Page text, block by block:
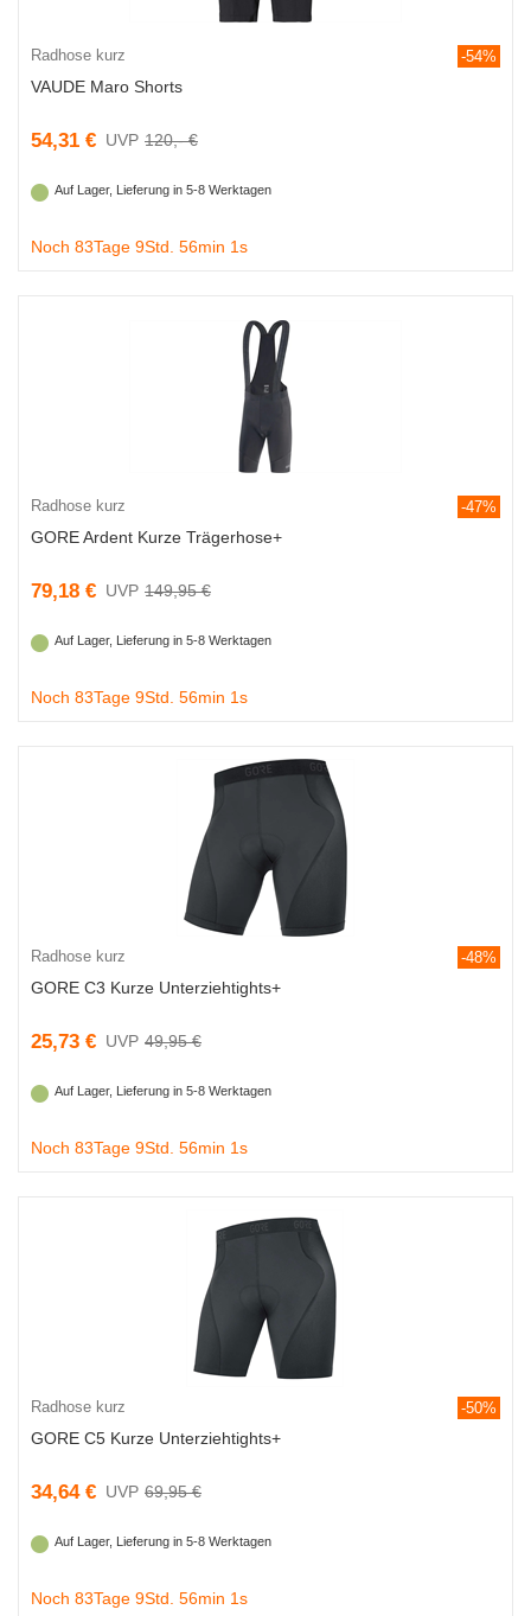
Radhose kurz -54%
VAUDE Maro Shorts
54,31 € 120,- €
Auf Lager, Lieferung in 5-8 Werktagen
Noch 83Tage 9Std. 56min 0s
Radhose kurz -47%
GORE Ardent Kurze Trägerhose+
79,18 € 149,95 €
Auf Lager, Lieferung in 5-8 Werktagen
Noch 83Tage 9Std. 56min 0s
Radhose kurz -48%
GORE C3 Kurze Unterziehtights+
25,73 € 49,95 €
Auf Lager, Lieferung in 5-8 Werktagen
Noch 83Tage 9Std. 56min 0s
Radhose kurz -50%
GORE C5 Kurze Unterziehtights+
34,64 € 69,95 €
Auf Lager, Lieferung in 5-8 Werktagen
Noch 83Tage 9Std. 56min 0s